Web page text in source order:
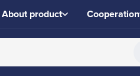
About product Cooperation